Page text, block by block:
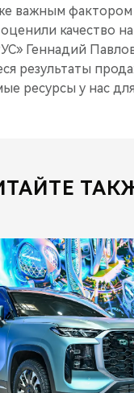
важным
качество
Геннадий
результаты
ресурсы у нас